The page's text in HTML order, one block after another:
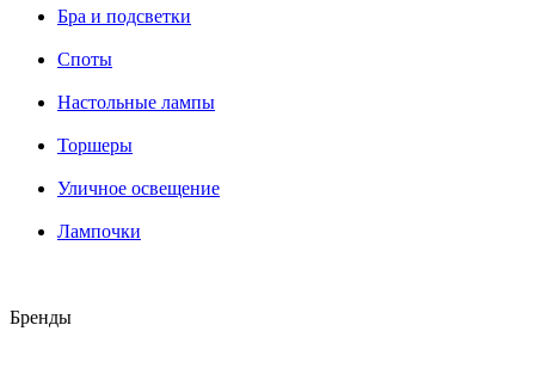
Бра и подсветки
Споты
Настольные лампы
Торшеры
Уличное освещение
Лампочки
Бренды